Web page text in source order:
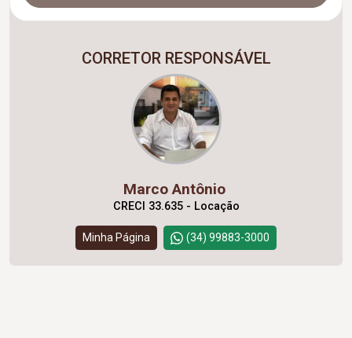
CORRETOR RESPONSÁVEL
Marco Antônio
CRECI 33.635 - Locação
Minha Página (34) 99883-3000